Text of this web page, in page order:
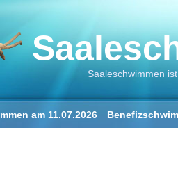
Saaleschwimmen
am 11.07.2026